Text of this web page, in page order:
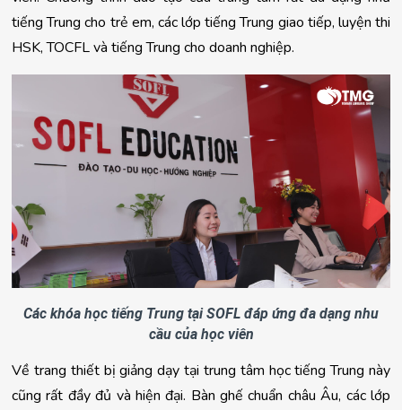
tiếng Trung cho trẻ em, các lớp tiếng Trung giao tiếp, luyện thi
HSK, TOCFL và tiếng Trung cho doanh nghiệp.
Các khóa học tiếng Trung tại SOFL đáp ứng đa dạng nhu
cầu của học viên
Về trang thiết bị giảng dạy tại trung tâm học tiếng Trung này
cũng rất đầy đủ và hiện đại. Bàn ghế chuẩn châu Âu, các lớp